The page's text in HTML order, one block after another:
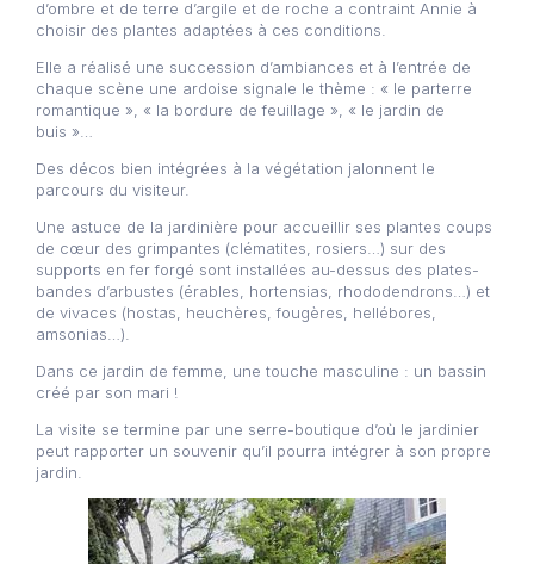
d’ombre et de terre d’argile et de roche a contraint Annie à
choisir des plantes adaptées à ces conditions.
Elle a réalisé une succession d’ambiances et à l’entrée de
chaque scène une ardoise signale le thème : « le parterre
romantique », « la bordure de feuillage », « le jardin de
buis »…
Des décos bien intégrées à la végétation jalonnent le
parcours du visiteur.
Une astuce de la jardinière pour accueillir ses plantes coups
de cœur des grimpantes (clématites, rosiers…) sur des
supports en fer forgé sont installées au-dessus des plates-
bandes d’arbustes (érables, hortensias, rhododendrons…) et
de vivaces (hostas, heuchères, fougères, hellébores,
amsonias…).
Dans ce jardin de femme, une touche masculine : un bassin
créé par son mari !
La visite se termine par une serre-boutique d’où le jardinier
peut rapporter un souvenir qu’il pourra intégrer à son propre
jardin.